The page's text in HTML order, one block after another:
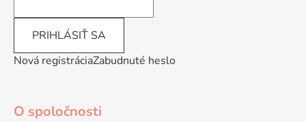
PRIHLÁSIŤ SA
Nová registráciaZabudnuté heslo
O spoločnosti